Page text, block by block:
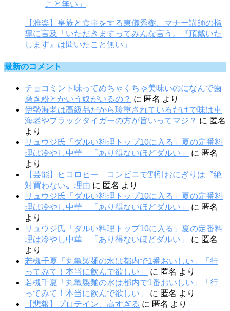
【雅楽】皇族と食事をする東儀秀樹、マナー講師の指
導に言及「いただきますってみんな言う。『頂戴いた
します』は聞いたこと無い」
最新のコメント
チョコミント味ってめちゃくちゃ美味いのになんで歯
磨き粉とかいう奴がいるの？ に 匿名 より
伊勢海老は高級品だから珍重されているだけで味は車
海老やブラックタイガーの方が旨いってマジ？ に 匿名
より
リュウジ氏「ダルい料理トップ10に入る」夏の定番料
理は冷やし中華 「あり得ないほどダルい」
に 匿名
より
【芸能】ヒコロヒー コンビニで割引おにぎりは〝絶
対買わない〟理由 に 匿名 より
リュウジ氏「ダルい料理トップ10に入る」夏の定番料
理は冷やし中華 「あり得ないほどダルい」
に 匿名
より
リュウジ氏「ダルい料理トップ10に入る」夏の定番料
理は冷やし中華 「あり得ないほどダルい」
に 匿名
より
若槻千夏「丸亀製麺の水は都内で1番おいしい」「行
ってみて！本当に飲んで欲しい」
に 匿名 より
若槻千夏「丸亀製麺の水は都内で1番おいしい」「行
ってみて！本当に飲んで欲しい」
に 匿名 より
【悲報】プロテイン、高すぎる に 匿名 より